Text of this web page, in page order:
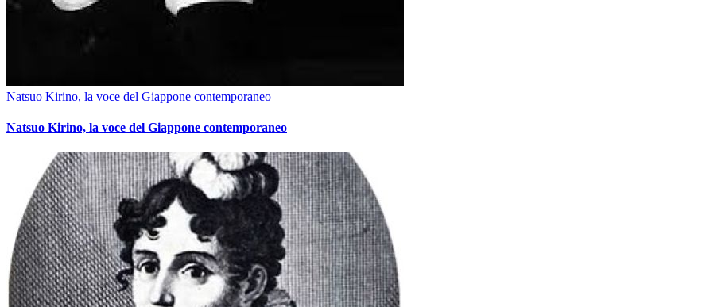
Natsuo Kirino, la voce del Giappone contemporaneo
Natsuo Kirino, la voce del Giappone contemporaneo